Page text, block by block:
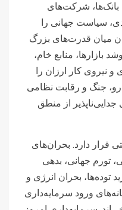
بانک‌ها، شرکت‌های
سیاست جهانی را
میان قدرت‌های بزرگ
منابع خام،
نیروی کار ارزان را
جنگ و رقابت نظامی
از منطق
قرار دارد. بحران‌های
تورم جهانی، بدهی
بحران انرژی و
ورود سرمایه‌داری